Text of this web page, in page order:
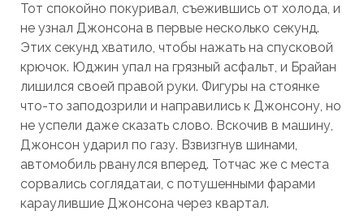
Тот спокойно покуривал, съежившись от холода, и
не узнал Джонсона в первые несколько секунд.
Этих секунд хватило, чтобы нажать на спусковой
крючок. Юджин упал на грязный асфальт, и Брайан
лишился своей правой руки. Фигуры на стоянке
что-то заподозрили и направились к Джонсону, но
не успели даже сказать слово. Вскочив в машину,
Джонсон ударил по газу. Взвизгнув шинами,
автомобиль рванулся вперед. Тотчас же с места
сорвались соглядатаи, с потушенными фарами
караулившие Джонсона через квартал.